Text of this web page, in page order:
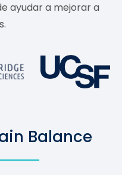
ayudar a mejorar a
Balance